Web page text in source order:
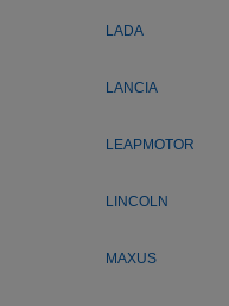
LADA
LANCIA
LEAPMOTOR
LINCOLN
MAXUS